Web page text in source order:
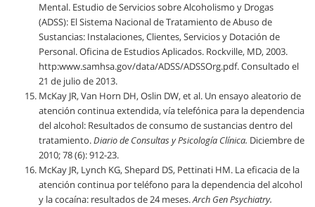
Mental. Estudio de Servicios sobre Alcoholismo y Drogas
(ADSS): El Sistema Nacional de Tratamiento de Abuso de
Sustancias: Instalaciones, Clientes, Servicios y Dotación de
Personal. Oficina de Estudios Aplicados. Rockville, MD, 2003.
http:www.samhsa.gov/data/ADSS/ADSSOrg.pdf. Consultado el
21 de julio de 2013.
McKay JR, Van Horn DH, Oslin DW, et al. Un ensayo aleatorio de
atención continua extendida, vía telefónica para la dependencia
del alcohol: Resultados de consumo de sustancias dentro del
tratamiento.Diario de Consultas y Psicología Clínica. Diciembre de
2010; 78 (6): 912-23.
McKay JR, Lynch KG, Shepard DS, Pettinati HM. La eficacia de la
atención continua por teléfono para la dependencia del alcohol
y la cocaína: resultados de 24 meses.Arch Gen Psychiatry.